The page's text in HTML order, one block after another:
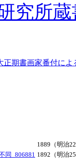
究所
正期書画家番付によ
1889（明治
同_806881 1892（明治